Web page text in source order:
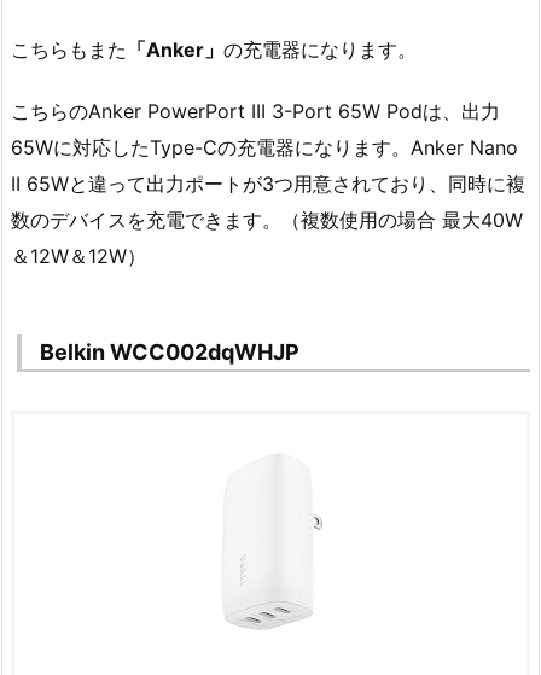
こちらもまた 「Anker」 の充電器になります。
こちらのAnker PowerPort III 3-Port 65W Podは、出力
65Wに対応したType-Cの充電器になります。Anker Nano
II 65Wと違って出力ポートが3つ用意されており、同時に複
数のデバイスを充電できます。（複数使用の場合 最大40W
＆12W＆12W）
Belkin WCC002dqWHJP